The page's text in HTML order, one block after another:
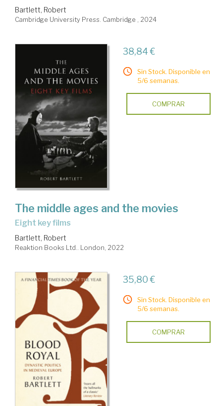
Bartlett, Robert
Cambridge University Press. Cambridge , 2024
38,84 €
Sin Stock. Disponible en
5/6 semanas.
COMPRAR
The middle ages and the movies
eight key films
Bartlett, Robert
Reaktion Books Ltd.. London, 2022
35,80 €
Sin Stock. Disponible en
5/6 semanas.
COMPRAR